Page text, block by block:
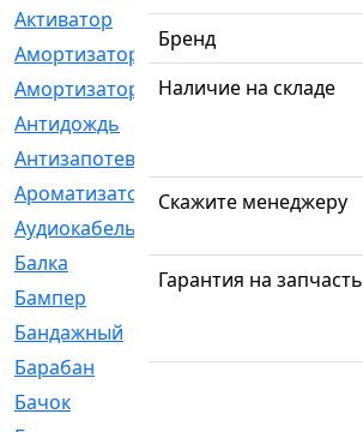
Активатор
[1]
Амортизатор
[608]
Амортизаторы
[21]
Антидождь
Антизапотеватель
Ароматизатор
[35]
Аудиокабель
Балка
[58]
Бампер
Бандажный
Барабан
[5]
Бачок
Бренд
Наличие на складе
Скажите менеджеру
Гарантия на запчасть